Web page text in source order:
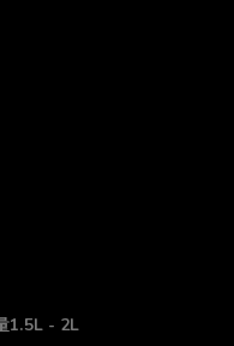
1.5L - 2L